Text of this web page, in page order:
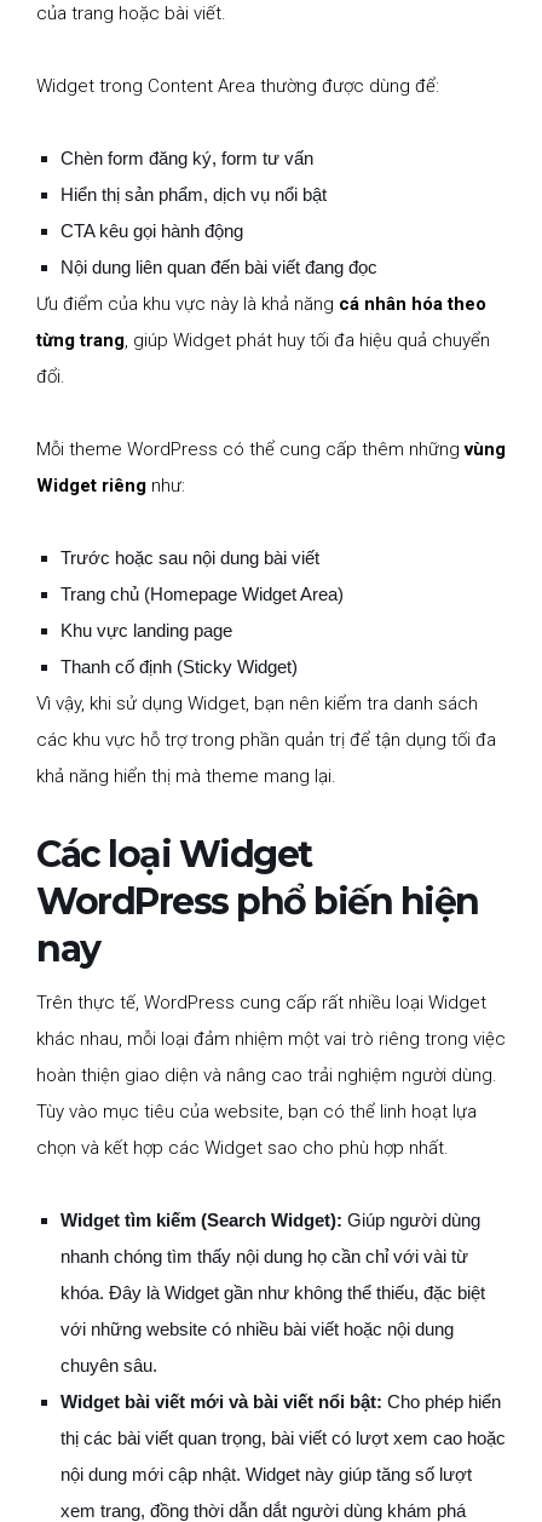
của trang hoặc bài viết.
Widget trong Content Area thường được dùng để:
Chèn form đăng ký, form tư vấn
Hiển thị sản phẩm, dịch vụ nổi bật
CTA kêu gọi hành động
Nội dung liên quan đến bài viết đang đọc
Ưu điểm của khu vực này là khả năng cá nhân hóa theo
từng trang, giúp Widget phát huy tối đa hiệu quả chuyển
đổi.
Mỗi theme WordPress có thể cung cấp thêm nhữngvùng
Widget riêng như:
Trước hoặc sau nội dung bài viết
Trang chủ (Homepage Widget Area)
Khu vực landing page
Thanh cố định (Sticky Widget)
Vì vậy, khi sử dụng Widget, bạn nên kiểm tra danh sách
các khu vực hỗ trợ trong phần quản trị để tận dụng tối đa
khả năng hiển thị mà theme mang lại.
Các loại Widget
WordPress phổ biến hiện
nay
Trên thực tế, WordPress cung cấp rất nhiều loại Widget
khác nhau, mỗi loại đảm nhiệm một vai trò riêng trong việc
hoàn thiện giao diện và nâng cao trải nghiệm người dùng.
Tùy vào mục tiêu của website, bạn có thể linh hoạt lựa
chọn và kết hợp các Widget sao cho phù hợp nhất.
Widget tìm kiếm (Search Widget): Giúp người dùng
nhanh chóng tìm thấy nội dung họ cần chỉ với vài từ
khóa. Đây là Widget gần như không thể thiếu, đặc biệt
với những website có nhiều bài viết hoặc nội dung
chuyên sâu.
Widget bài viết mới và bài viết nổi bật: Cho phép hiển
thị các bài viết quan trọng, bài viết có lượt xem cao hoặc
nội dung mới cập nhật. Widget này giúp tăng số lượt
xem trang, đồng thời dẫn dắt người dùng khám phá